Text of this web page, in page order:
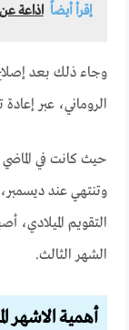
إقرأ أيضاً اذاعة
وجاء ذلك بعد
الروماني، عبر
وتنتهي عند
الشهر الثالث.
أهمية الاشهر